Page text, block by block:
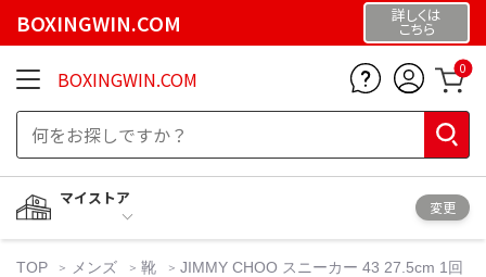
BOXINGWIN.COM 詳しくは
こちら
BOXINGWIN.COM 0
マイストア
変更
TOP メンズ 靴
JIMMY CHOO スニーカー 43 27.5cm 1回